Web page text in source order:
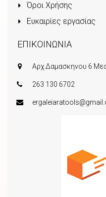
Όροι Χρήσης
Ευκαιρίες εργασίας
ΕΠΙΚΟΙΝΩΝΙΑ
Αρχ.Δαμασκηνου 6
263 130 6702